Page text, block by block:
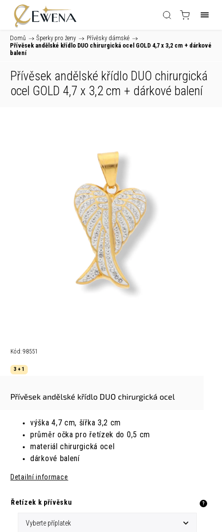
Domů / Šperky pro ženy / Přívěsky dámské /
Přívěsek andělské křídlo DUO chirurgická ocel GOLD 4,7 x 3,2 cm + dárkové
balení
Přívěsek andělské křídlo DUO chirurgická
ocel GOLD 4,7 x 3,2 cm + dárkové balení
Kód: 98551
3 + 1
Přívěsek andělské křídlo DUO chirurgická ocel
výška 4,7 cm, šířka 3,2 cm
průměr očka pro řetízek do 0,5 cm
materiál chirurgická ocel
dárkové balení
Detailní informace
Řetízek k přívěsku ?